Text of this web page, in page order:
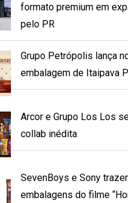
formato premium em
pelo PR
Grupo Petrópolis lança
embalagem de Itaipava
Arcor e Grupo Los Los
collab inédita
SevenBoys e Sony
embalagens do filme